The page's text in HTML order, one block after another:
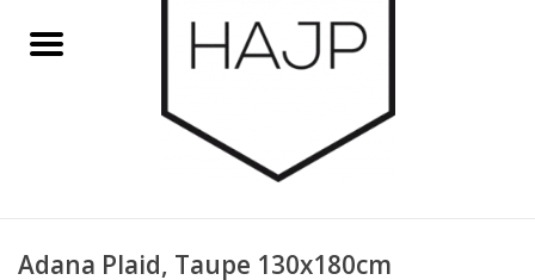
Gadgets
Adana Plaid, Taupe 130x180cm